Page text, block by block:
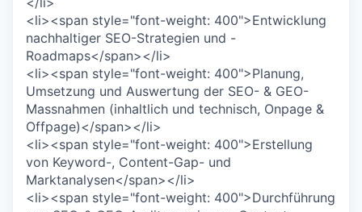
<li><span style="font-weight: 400">Entwicklung
nachhaltiger SEO-Strategien und -
Roadmaps</span></li>
<li><span style="font-weight: 400">Planung,
Umsetzung und Auswertung der SEO- & GEO-
Massnahmen (inhaltlich und technisch, Onpage &
Offpage)</span></li>
<li><span style="font-weight: 400">Erstellung
von Keyword-, Content-Gap- und
Marktanalysen</span></li>
<li><span style="font-weight: 400">Durchführung